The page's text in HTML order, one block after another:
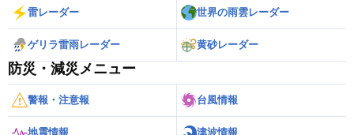
雷レーダー 世界の雨雲レーダー
ゲリラ雷雨レーダー 黄砂レーダー
防災・減災メニュー
警報・注意報 台風情報
地震情報 津波情報